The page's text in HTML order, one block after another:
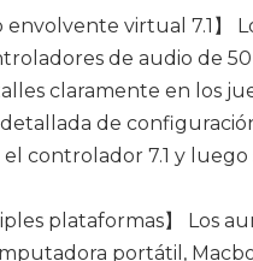
envolvente virtual 7.1】
de audio de
claramente en los
de
controlador 7.1 y
plataformas】 Los
portátil,